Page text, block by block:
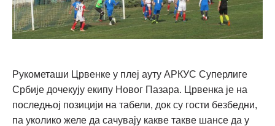
Рукометаши Црвенке у плеј ауту АРКУС Суперлиге
Србије дочекују екипу Новог Пазара. Црвенка је на
последњој позицији на табели, док су гости безбедни,
па уколико желе да сачувају какве такве шансе да у